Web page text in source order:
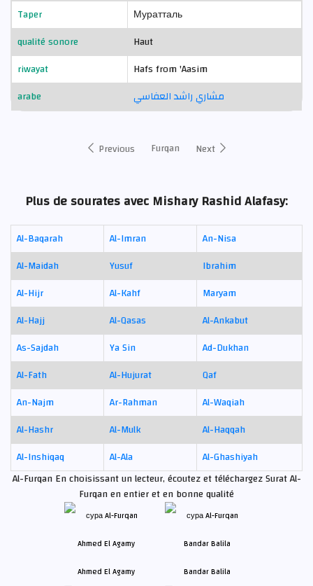
Taper
Муратталь
qualité sonore
Haut
riwayat
Hafs from 'Aasim
arabe
مشاري راشد العفاسي
Previous Furqan Next
Plus de sourates avec Mishary Rashid Alafasy:
Al-Baqarah Al-Imran
An-Nisa
Al-Maidah
Yusuf
Ibrahim
Al-Hijr
Al-Kahf
Maryam
Al-Hajj
Al-Qasas
Al-Ankabut
As-Sajdah
Ya Sin
Ad-Dukhan
Al-Fath
Al-Hujurat
Qaf
An-Najm
Ar-Rahman
Al-Waqiah
Al-Hashr
Al-Mulk
Al-Haqqah
Al-Inshiqaq
Al-Ala
Al-Ghashiyah
Al-Furqan En choisissant un lecteur, écoutez et téléchargez Surat Al-
Furqan en entier et en bonne qualité
Ahmed El Agamy Bandar Balila